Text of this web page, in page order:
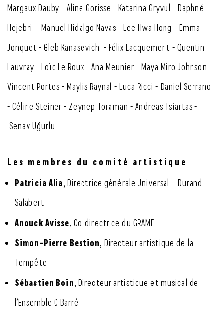
Margaux Dauby - Aline Gorisse - Katarina Gryvul - Daphné
Hejebri - Manuel Hidalgo Navas - Lee Hwa Hong - Emma
Jonquet - Gleb Kanasevich - Félix Lacquement - Quentin
Lauvray - Loïc Le Roux - Ana Meunier - Maya Miro Johnson -
Vincent Portes - Maylis Raynal - Luca Ricci - Daniel Serrano
- Céline Steiner - Zeynep Toraman - Andreas Tsiartas -
Senay Uğurlu
Les membres du comité artistique
Patricia Alia, Directrice générale Universal – Durand –
Salabert
Anouck Avisse, Co-directrice du GRAME
Simon-Pierre Bestion, Directeur artistique de la
Tempête
Sébastien Boin, Directeur artistique et musical de
l’Ensemble C Barré